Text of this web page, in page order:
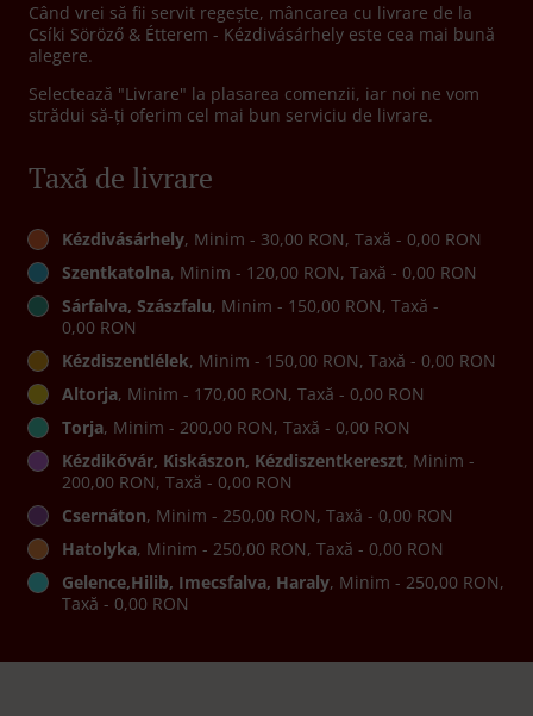
Când vrei să fii servit regește, mâncarea cu livrare de la
Csíki Söröző & Étterem - Kézdivásárhely este cea mai bună
alegere.
Selectează "Livrare" la plasarea comenzii, iar noi ne vom
strădui să-ți oferim cel mai bun serviciu de livrare.
Taxă de livrare
Kézdivásárhely, Minim - 30,00 RON, Taxă - 0,00 RON
Szentkatolna, Minim - 120,00 RON, Taxă - 0,00 RON
Sárfalva, Szászfalu, Minim - 150,00 RON, Taxă -
0,00 RON
Kézdiszentlélek, Minim - 150,00 RON, Taxă - 0,00 RON
Altorja, Minim - 170,00 RON, Taxă - 0,00 RON
Torja, Minim - 200,00 RON, Taxă - 0,00 RON
Kézdikővár, Kiskászon, Kézdiszentkereszt, Minim -
200,00 RON, Taxă - 0,00 RON
Csernáton, Minim - 250,00 RON, Taxă - 0,00 RON
Hatolyka, Minim - 250,00 RON, Taxă - 0,00 RON
Gelence,Hilib, Imecsfalva, Haraly, Minim - 250,00 RON,
Taxă - 0,00 RON